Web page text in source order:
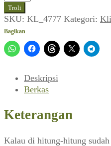
Hartini
dan
Dewi
Tangan
Kanan
Karno
(Selecta,
1968)
Troli
SKU: KL_4777 Kategori:
Bagikan
Deskripsi
Berkas
Keterangan
Kalau di hitung-hitung